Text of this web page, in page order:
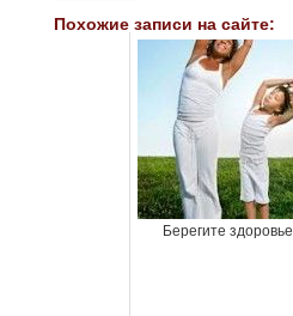
Похожие записи на сайте:
Берегите здоровье